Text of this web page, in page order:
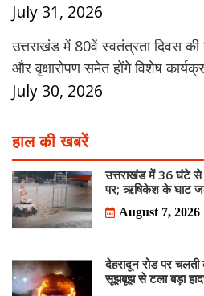
July 31, 2026
उत्तराखंड में 80वें स्वतंत्रता दिवस
और वृक्षारोपण समेत होंगे विशेष
July 30, 2026
हाल की खबरें
उत्तराखंड में 36 घंटे से
पर; ऋषिकेश के घाट
August 7, 2026
देहरादून रोड पर
सूझबूझ से टला बड़ा